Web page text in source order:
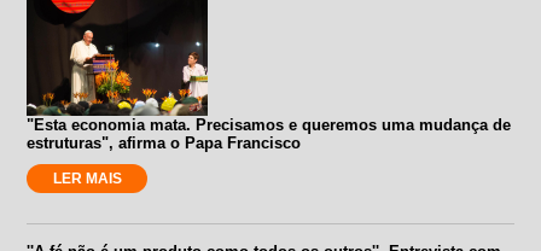
"Esta economia mata. Precisamos e queremos uma mudança de
estruturas", afirma o Papa Francisco
LER MAIS